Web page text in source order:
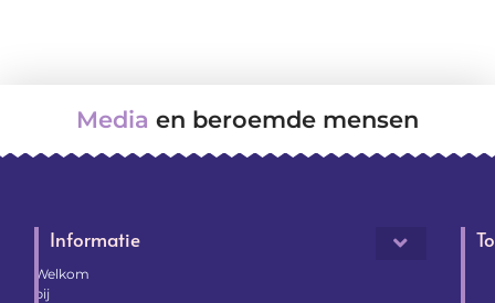
Media en beroemde mensen
Welkom
bij
Informatie